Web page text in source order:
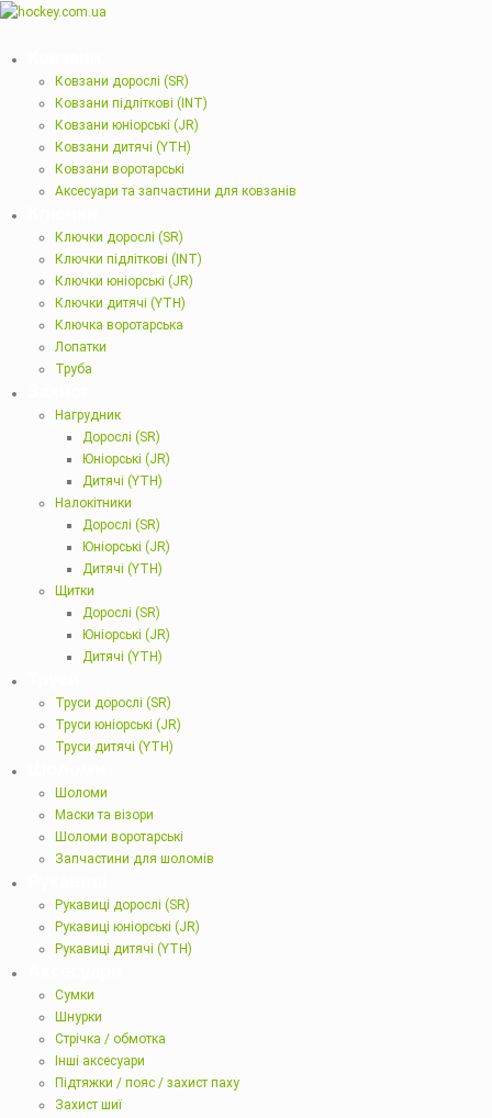
Ковзани дорослі (SR)
Ковзани підліткові (INT)
Ковзани юніорські (JR)
Ковзани дитячі (YTH)
Ковзани воротарські
Аксесуари та запчастини для ковзанів
Ключки дорослі (SR)
Ключки підліткові (INT)
Ключки юніорські (JR)
Ключки дитячі (YTH)
Ключка воротарська
Лопатки
Труба
Нагрудник
Дорослі (SR)
Юніорські (JR)
Дитячі (YTH)
Налокітники
Дорослі (SR)
Юніорські (JR)
Дитячі (YTH)
Щитки
Дорослі (SR)
Юніорські (JR)
Дитячі (YTH)
Труси дорослі (SR)
Труси юніорські (JR)
Труси дитячі (YTH)
Шоломи
Маски та візори
Шоломи воротарські
Запчастини для шоломів
Рукавиці дорослі (SR)
Рукавиці юніорські (JR)
Рукавиці дитячі (YTH)
Сумки
Шнурки
Стрічка / обмотка
Інші аксесуари
Підтяжки / пояс / захист паху
Захист шиї